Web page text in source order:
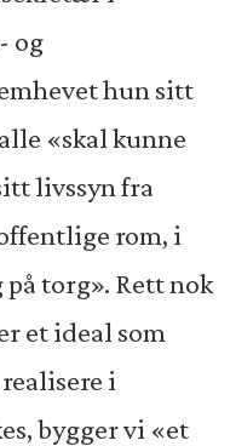
og
hun sitt
«skal kunne
livssyn fra
rom, i
torg». Rett nok
et ideal som
i
bygger vi «et